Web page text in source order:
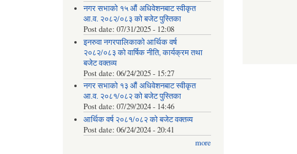
नगर सभाको १५ औं अधिवेशनबाट स्वीकृत
आ.व. २०८२/०८३ को बजेट पुस्तिका
Post date: 07/31/2025 - 12:08
इनरुवा नगरपालिकाको आर्थिक वर्ष
२०८२/०८३ को वार्षिक नीति, कार्यक्रम तथा
बजेट वक्तव्य
Post date: 06/24/2025 - 15:27
नगर सभाको १३ औं अधिवेशनबाट स्वीकृत
आ.व. २०८१/०८२ को बजेट पुस्तिका
Post date: 07/29/2024 - 14:46
आर्थिक वर्ष २०८१/०८२ को बजेट वक्तव्य
Post date: 06/24/2024 - 20:41
more